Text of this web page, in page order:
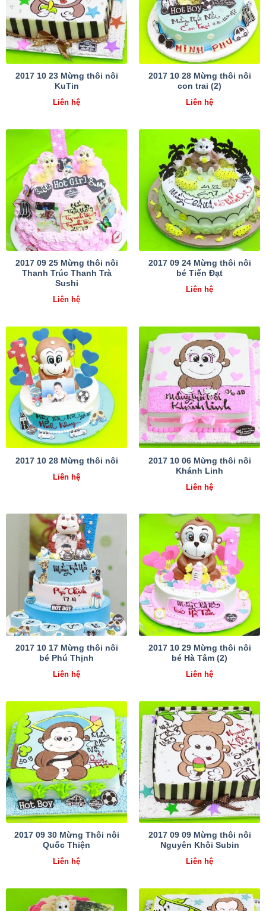
2017 10 23 Mừng thôi nôi
KuTin
Liên hệ
2017 10 28 Mừng thôi nôi
con trai (2)
Liên hệ
2017 09 25 Mừng thôi nôi
Thanh Trúc Thanh Trà
Sushi
Liên hệ
2017 09 24 Mừng thôi nôi
bé Tiến Đạt
Liên hệ
2017 10 28 Mừng thôi nôi
Liên hệ
2017 10 06 Mừng thôi nôi
Khánh Linh
Liên hệ
2017 10 17 Mừng thôi nôi
bé Phú Thịnh
Liên hệ
2017 10 29 Mừng thôi nôi
bé Hà Tâm (2)
Liên hệ
2017 09 30 Mừng Thôi nôi
Quốc Thiện
Liên hệ
2017 09 09 Mừng thôi nôi
Nguyên Khôi Subin
Liên hệ